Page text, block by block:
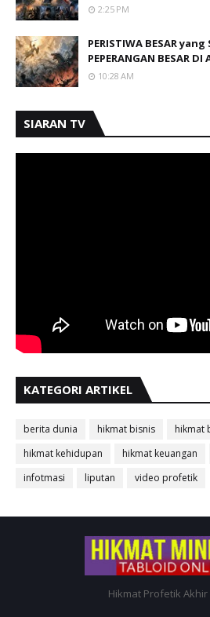
2:25 PM
PERISTIWA BESAR yang
PEPERANGAN BESAR DI
10:28 AM
SIARAN TV
KATEGORI ARTIKEL
berita dunia hikmat bisnis
hikmat
hikmat kehidupan
hikmat keuangan
infotmasi
liputan video profetik
Hikmat Profetik